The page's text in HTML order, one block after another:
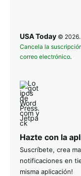
USA Today © 2026.
Cancela la
correo electrónico.
Hazte con la
Suscríbete, crea
notificaciones en
misma aplicación!